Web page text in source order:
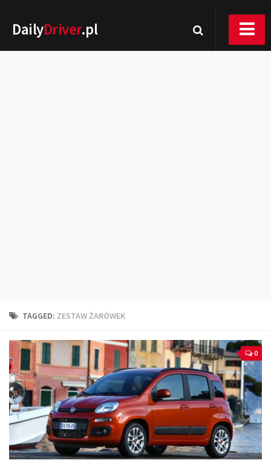
DailyDriver.pl
Technika jazdy
Kalkulatory
Przelicznik mocy
Auto z niemiec
Galerie
TAGGED: ZESTAW ŻARÓWEK
0